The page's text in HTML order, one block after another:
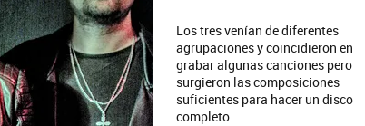
Los tres venían de diferentes
agrupaciones y coincidieron en
grabar algunas canciones pero
surgieron las composiciones
suficientes para hacer un disco
completo.